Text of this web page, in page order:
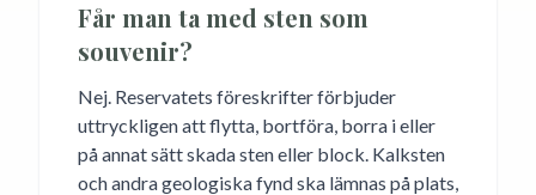
Får man ta med sten som
souvenir?
Nej. Reservatets föreskrifter förbjuder
uttryckligen att flytta, bortföra, borra i eller
på annat sätt skada sten eller block. Kalksten
och andra geologiska fynd ska lämnas på plats,